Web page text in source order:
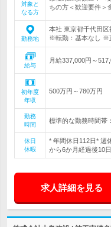
対象と
なる方
ちの方＜歓迎要件＞
勤務地
本社 東京都千代田
※転勤：基本なし ※
給与
月給337,000円～
初年度
年収
500万円～780万円
勤務
時間
標準的な勤務時間帯
休日
休暇
* 年間休日112日* 週
から6か月経過後10
求人詳細を見る